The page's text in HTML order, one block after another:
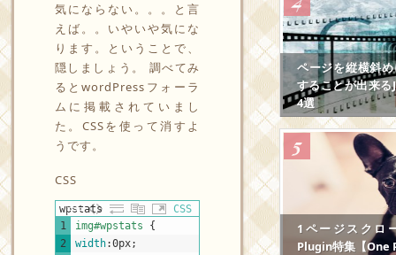
気にならない。。。と言
えば。。いやいや気にな
ります。ということで、
隠しましょう。 調べてみ
るとwordPressフォーラ
ムに掲載されていまし
た。CSSを使って消すよ
うです。
CSS
wpstats
CSS
1
2
img#wpstats
{
width:0px;
ページを縦横斜
することが出来
4選
1ページスクロ
Plugin特集【One